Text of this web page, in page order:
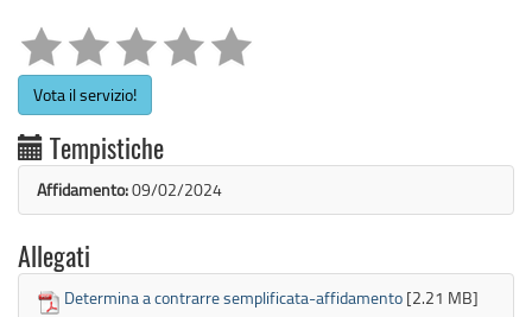
Vota il servizio!
Tempistiche
Affidamento:09/02/2024
Allegati
Determina a contrarre semplificata-affidamento [2.21 MB]